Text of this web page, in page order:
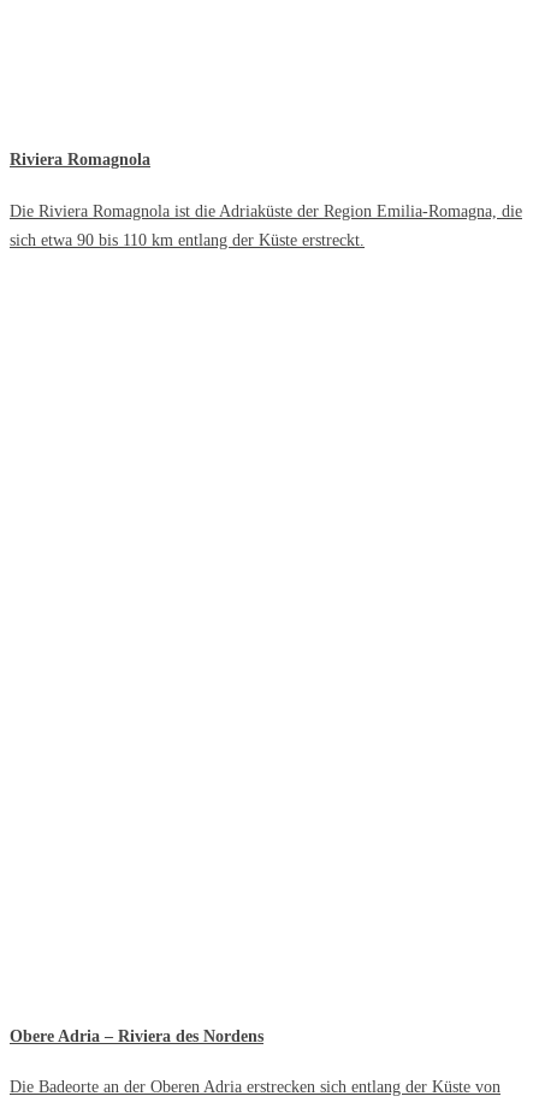
Riviera Romagnola
Die Riviera Romagnola ist die Adriaküste der Region Emilia-Romagna, die
sich etwa 90 bis 110 km entlang der Küste erstreckt.
Obere Adria – Riviera des Nordens
Die Badeorte an der Oberen Adria erstrecken sich entlang der Küste von